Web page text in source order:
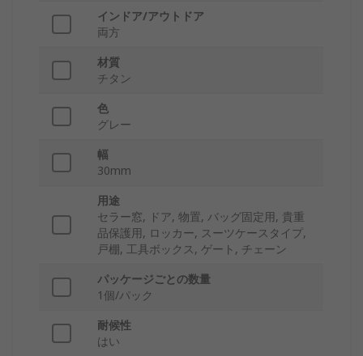
インドア/アウトドア
両方
材質
チタン
色
グレー
幅
30mm
用途
セラー窓, ドア, 物置, バッグ固定用, 貴重
品保護用, ロッカー, スーツケースタイプ,
戸棚, 工具ボックス, ゲート, チェーン
パッケージごとの数量
1個/パック
耐候性
はい